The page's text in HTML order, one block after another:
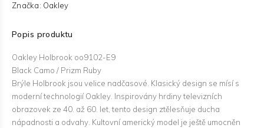
Značka: Oakley
Popis produktu
Oakley Holbrook oo9102-E9
Black Camo / Prizm Ruby
Brýle Holbrook jsou velice nadčasové. Klasický design se mísí s
moderní technologií Oakley. Inspirovány hrdiny televizních
obrazovek ze 40. až 60. let, tento design ztělesňuje ducha
nápadnosti a odvahy. Kultovní americký model je ještě umocněn